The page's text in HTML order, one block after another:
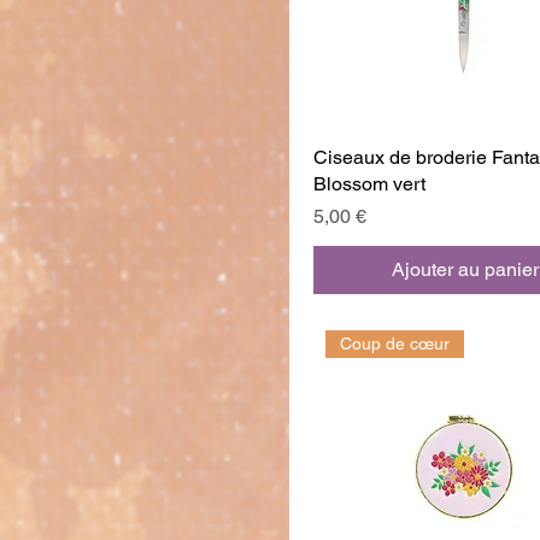
Ciseaux de broderie
Blossom vert
Prix
5,00 €
Ajouter au panier
Coup de cœur